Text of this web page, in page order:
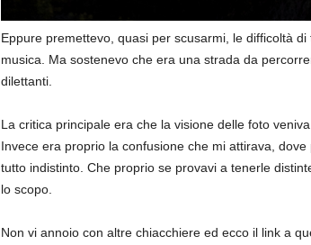
Eppure premettevo, quasi per scusarmi, le difficoltà
musica. Ma sostenevo che era una strada da
dilettanti.
La critica principale era che la visione delle foto
Invece era proprio la confusione che mi attirava,
tutto indistinto. Che proprio se provavi a tenerle
lo scopo.
Non vi annoio con altre chiacchiere ed ecco il link a